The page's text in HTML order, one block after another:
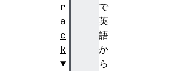
で
英
語
か
ら
r
a
c
k